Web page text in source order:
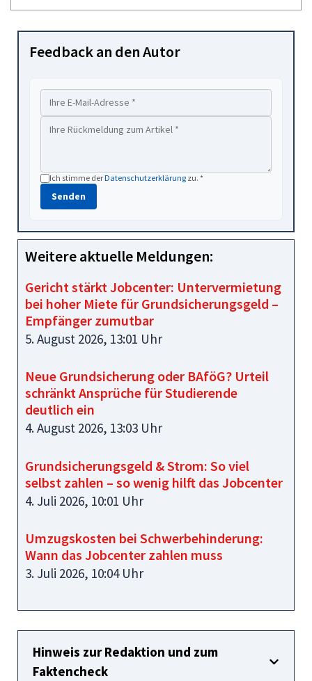
Feedback an den Autor
Ich stimme derDatenschutzerklärung zu. *
Senden
Weitere aktuelle Meldungen:
Gericht stärkt Jobcenter: Untervermietung
bei hoher Miete für Grundsicherungsgeld –
Empfänger zumutbar
5. August 2026, 13:01 Uhr
Neue Grundsicherung oder BAföG? Urteil
schränkt Ansprüche für Studierende
deutlich ein
4. August 2026, 13:03 Uhr
Grundsicherungsgeld & Strom: So viel
selbst zahlen – so wenig hilft das Jobcenter
4. Juli 2026, 10:01 Uhr
Umzugskosten bei Schwerbehinderung:
Wann das Jobcenter zahlen muss
3. Juli 2026, 10:04 Uhr
Hinweis zur Redaktion und zum
Faktencheck